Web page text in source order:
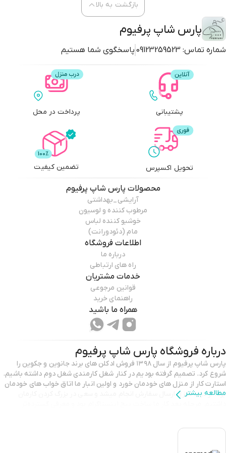
پارس شاپ پرفیوم
شماره تماس: 09123259523 پاسخگوی شما هستیم
بازگشت به بالا
پشتیبانی پرداخت در محل
تحویل اکسپرس تضمین کیفیت
محصولات پارس شاپ پرفیوم
آرایشی_بهداشتی
مرطوب کننده و لوسیون
خوشبو کننده لباس
مام (دئودورانت)
اطلاعات فروشگاه
درباره ما
راه های ارتباطی
خدمات مشتریان
قوانین مرجوعی
راهنمای خرید
همراه ما باشید
درباره فروشگاه پارس شاپ پرفیوم
پارس شاپ پرفیوم از سال ۱۳۹۸ فروش ادکلن های برند جانوین و جکوین را
شروع کرد. تصمیم گرفته بودیم در کنار شغل کارمندی شغل دوم داشته باشیم.
استارت کار از منزل های خودمان خورد و اولین انبار ما اتاق خواب های خودمان
هستیم. فراموش نکنید ، بوی خوش شما تصویر بدون حضورتان است. تیم
مطالعه بیشتر